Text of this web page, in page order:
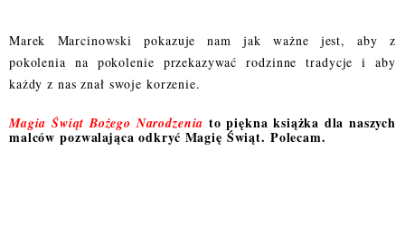
Marek Marcinowski pokazuje nam jak ważne jest, aby z
pokolenia na pokolenie przekazywać rodzinne tradycje i aby
każdy z nas znał swoje korzenie.
Magia Świąt Bożego Narodzenia to piękna książka dla naszych
malców pozwalająca odkryć Magię Świąt. Polecam.